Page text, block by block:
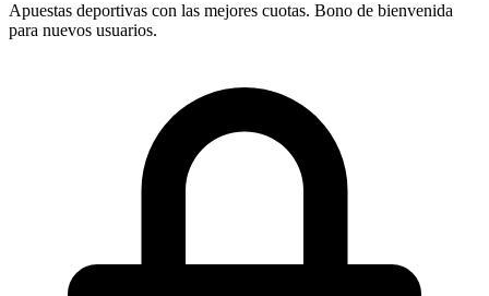
Apuestas deportivas con las mejores cuotas. Bono de bienvenida
para nuevos usuarios.